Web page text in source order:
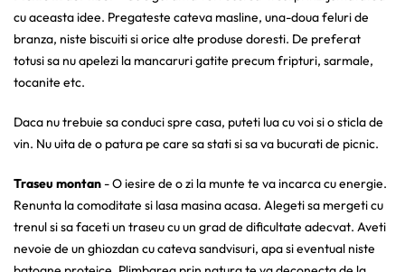
cu aceasta idee. Pregateste cateva masline, una-doua feluri de
branza, niste biscuiti si orice alte produse doresti. De preferat
totusi sa nu apelezi la mancaruri gatite precum fripturi, sarmale,
tocanite etc.
Daca nu trebuie sa conduci spre casa, puteti lua cu voi si o sticla de
vin. Nu uita de o patura pe care sa stati si sa va bucurati de picnic.
Traseu montan - O iesire de o zi la munte te va incarca cu energie.
Renunta la comoditate si lasa masina acasa. Alegeti sa mergeti cu
trenul si sa faceti un traseu cu un grad de dificultate adecvat. Aveti
nevoie de un ghiozdan cu cateva sandvisuri, apa si eventual niste